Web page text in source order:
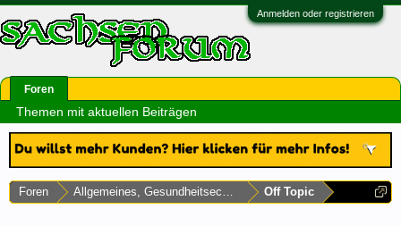
Anmelden oder registrieren
Foren Allgemeines, Gesundheitsecke & Umfragen
Off Topic
Foren
Themen mit aktuellen Beiträgen